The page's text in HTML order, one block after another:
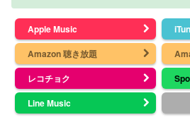
Apple Music
Amazon 聴き放題
レコチョク
Line Music